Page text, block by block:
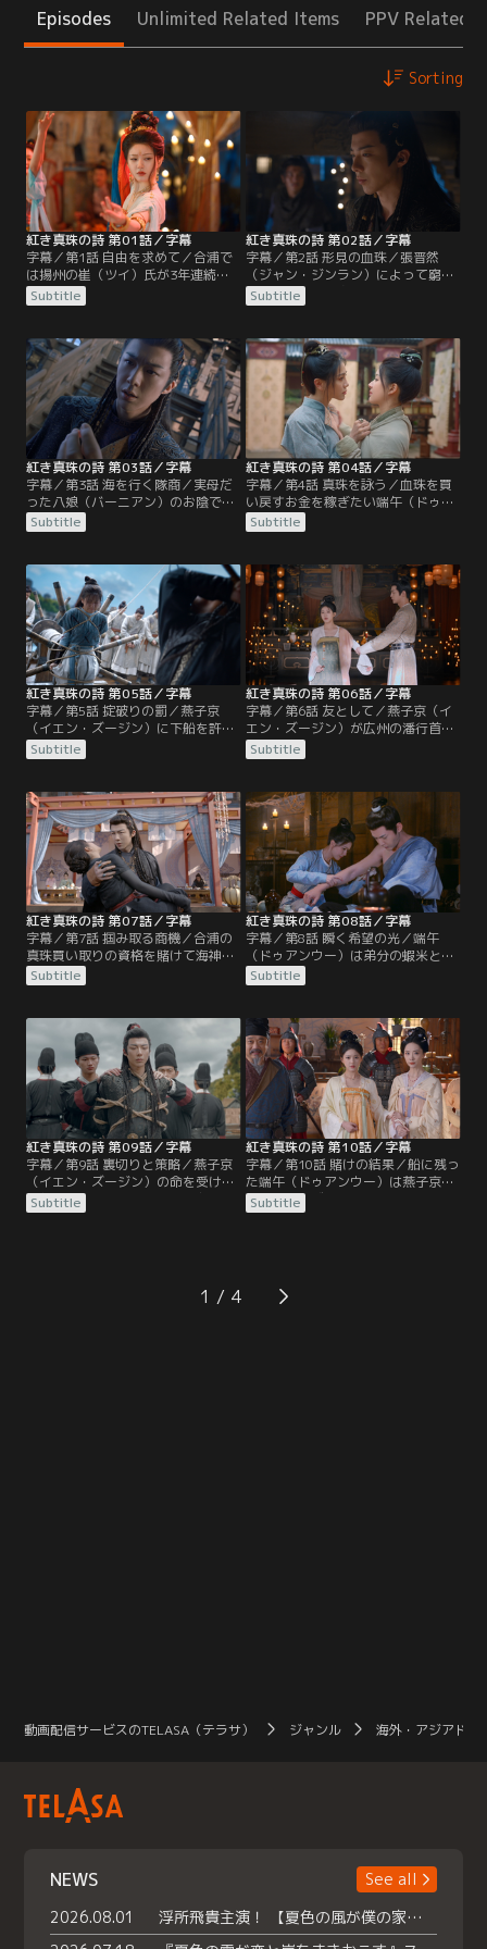
Episodes Unlimited Related Items PPV Related
Sorting
紅き真珠の詩 第01話／字幕
字幕／第1話 自由を求めて／合浦で
は揚州の崔（ツイ）氏が3年連続で
皇室に真珠を献上。その裏では珠奴
と呼ばれる奴婢が命懸けで海に潜り
日、崔氏の採取場に昭武康国の豪
商・燕子京（イエン・ズージン）と
謎めいた書生・張晋然（ジャン・ジ
ンラン）が現れ崔定（ツイ・ディ
ン）が開催する真珠の競売会に参加
する。
Subtitle
紅き真珠の詩 第02話／字幕
字幕／第2話 形見の血珠／張晋然
（ジャン・ジンラン）によって窮地
を救われ奴隷の身分から解放される
ことになった端午（ドゥアンウ
案内すると行商人になりたいと夢を
語る。一方、張晋然が皇帝から信頼
される郢（えい）王の義弟だと見抜
いた燕子京（イエン・ズージン）。
彼は張晋然を自分の復讐計画に利用
することにして…。
Subtitle
紅き真珠の詩 第03話／字幕
字幕／第3話 海を行く隊商／実母だ
った八娘（バーニアン）のお陰で崔
定（ツイ・ディン）から逃れるも海
に投げ出された端午（ドゥアンウ
ラン）のお陰で一命を取り留める。
その後、彼女は燕子京（イエン・ズ
ージン）の船に捕らわれた崔定（ツ
イ・ディン）から父親を探す手がか
りとなる血珠を取り返そうとする
が…。
Subtitle
紅き真珠の詩 第04話／字幕
字幕／第4話 真珠を詠う／血珠を買
い戻すお金を稼ぎたい端午（ドゥア
ンウー）は廃石を利用した商売をし
ようと考え始める。また、死んだは
た燕子京（イエン・ズージン）は先
に広州に行って真珠詩会を開くこと
に。それは張晋然（ジャン・ジンラ
ン）だけでなく崔氏の当主代理・崔
十九（ツイ・シージウ）…。
Subtitle
紅き真珠の詩 第05話／字幕
字幕／第5話 掟破りの罰／燕子京
（イエン・ズージン）に下船を許さ
れた端午（ドゥアンウー）は廃石を
売らせてほしいとパン従事に直談
された彼女は荷車に廃石を満載して
街へ行くと薬舗を回る。ところが、
貴重な薬材として売れるはずの廃石
が全く売れずどこへ行っても門前払
い。しかも詐欺師に狙われてしまう
が…。
Subtitle
紅き真珠の詩 第06話／字幕
字幕／第6話 友として／燕子京（イ
エン・ズージン）が広州の潘行首と
組んで真珠を買い占めていると気づ
いた崔十九（ツイ・シージウ）は、
ン）に会って打開策を探る。一方、
端午（ドゥアンウー）は珊瑚珠を売
れば隊商に入れると聞きつけて行動
を開始。今度こそ競争相手である班
頭・曹大（ツァオ・ダー）を出し抜
いて商売を成功させるため…。
Subtitle
紅き真珠の詩 第07話／字幕
字幕／第7話 掴み取る商機／合浦の
真珠買い取りの資格を賭けて海神祭
で宝の争奪戦が行われることにな
り、端午（ドゥアンウー）が燕（イ
ころが、水中戦だったはずの試合は
地上戦となり崔（ツイ）氏の代表が
暗器で端午に襲いかかる。そこで端
午を助けに入った燕子京（イエン・
ズージン）は崔十九（ツイ・シージ
ウ）に負けを認めることに。
Subtitle
紅き真珠の詩 第08話／字幕
字幕／第8話 瞬く希望の光／端午
（ドゥアンウー）は弟分の蝦米と船
底から上層の部屋へ引っ越し、燕子
京（イエン・ズージン）に請け合っ
馮五娘に会いに行く。一方、あらぬ
噂から宿を追い出された張晋然（ジ
ャン・ジンラン）は燕子京に掛け合
い船内に泊まるようになる。それは
崔十九（ツイ・シージウ）が放った
刺客から逃れるためだった。
Subtitle
紅き真珠の詩 第09話／字幕
字幕／第9話 裏切りと策略／燕子京
（イエン・ズージン）の命を受けた
端午（ドゥアンウー）は崔十九（ツ
イ・シージウ）を制して蕃商・施那
を裏切った証拠が出てきて制裁を受
け、翌日、燕子京が衛彦の殺害容疑
Subtitle
紅き真珠の詩 第10話／字幕
字幕／第10話 賭けの結果／船に残っ
た端午（ドゥアンウー）は燕子京
（イエン・ズージン）の隠し部屋の
宝を売って金を作り、競売にかけら
身は公開されないまま競売が進めら
れる。そこで献上品とする真珠を手
Subtitle
1
動画配信サービスのTELASA（テラサ） ジャンル 海外・アジアドラ
NEWS
See all
2026.08.01
浮所飛貴主演！ 【夏色の風が僕の家にやってきた】 本日よりテラサで独占配信スタート！